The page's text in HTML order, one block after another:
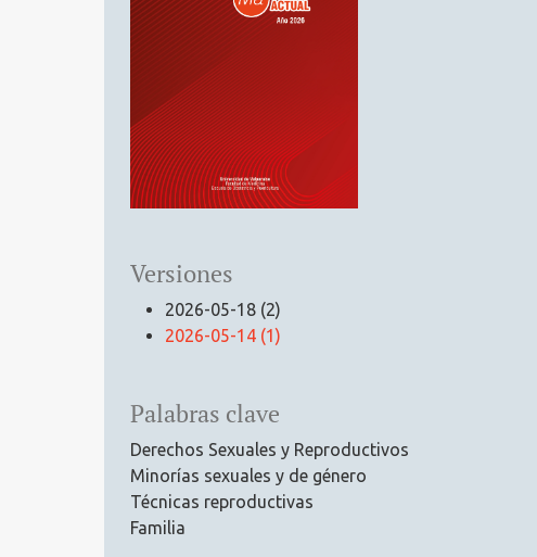
Versiones
2026-05-18 (2)
2026-05-14 (1)
Palabras clave
Derechos Sexuales y Reproductivos
Minorías sexuales y de género
Técnicas reproductivas
Familia